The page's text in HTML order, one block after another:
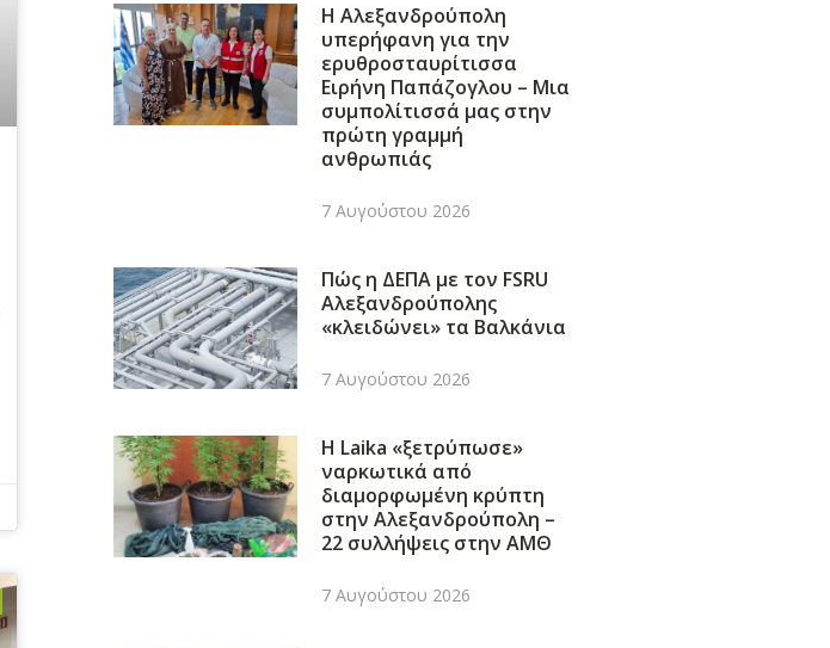
Η Αλεξανδρούπολη
υπερήφανη για την
ερυθροσταυρίτισσα
Ειρήνη Παπάζογλου – Μια
συμπολίτισσά μας στην
πρώτη γραμμή
ανθρωπιάς
7 Αυγούστου 2026
Πώς η ΔΕΠΑ με τον FSRU
Αλεξανδρούπολης
«κλειδώνει» τα Βαλκάνια
7 Αυγούστου 2026
Η Laika «ξετρύπωσε»
ναρκωτικά από
διαμορφωμένη κρύπτη
στην Αλεξανδρούπολη –
22 συλλήψεις στην ΑΜΘ
7 Αυγούστου 2026